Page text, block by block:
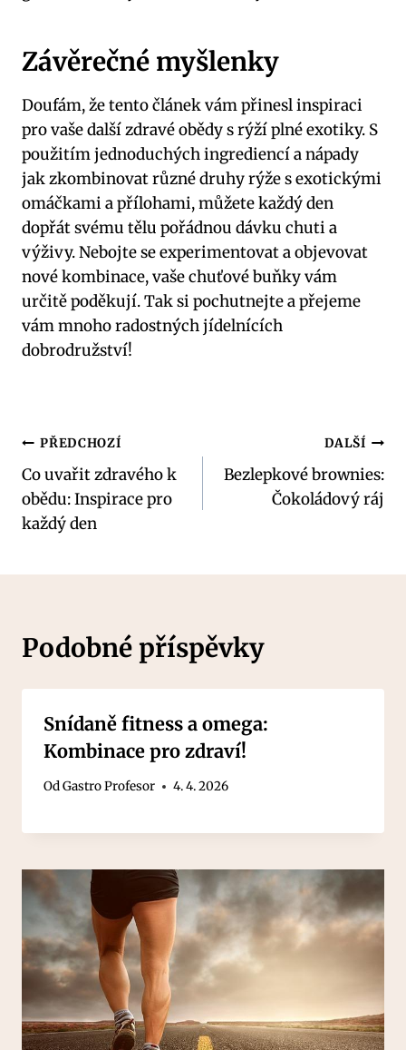
Závěrečné myšlenky
Doufám,⁣ že tento článek vám přinesl⁤ inspiraci
‌pro vaše další zdravé obědy s rýží plné exotiky.​ S
použitím jednoduchých ingrediencí a nápady
jak⁢ zkombinovat ​různé druhy rýže s⁤ exotickými
omáčkami a ⁢přílohami, ⁢můžete každý‌ den
⁢dopřát svému tělu pořádnou‌ dávku chuti⁢ a
výživy. Nebojte se ⁣experimentovat‌ a objevovat
nové kombinace, vaše chuťové buňky ‍vám
určitě poděkují. Tak si pochutnejte a přejeme
vám ‌mnoho radostných jídelnících
dobrodružství!
Navigace
pro
příspěvek
PŘEDCHOZÍ
Co uvařit zdravého k
obědu: Inspirace pro
každý den
DALŠÍ
Bezlepkové brownies:
Čokoládový ráj
Podobné příspěvky
Snídaně fitness a omega:
Kombinace pro zdraví!
OdGastro Profesor 4. 4. 2026